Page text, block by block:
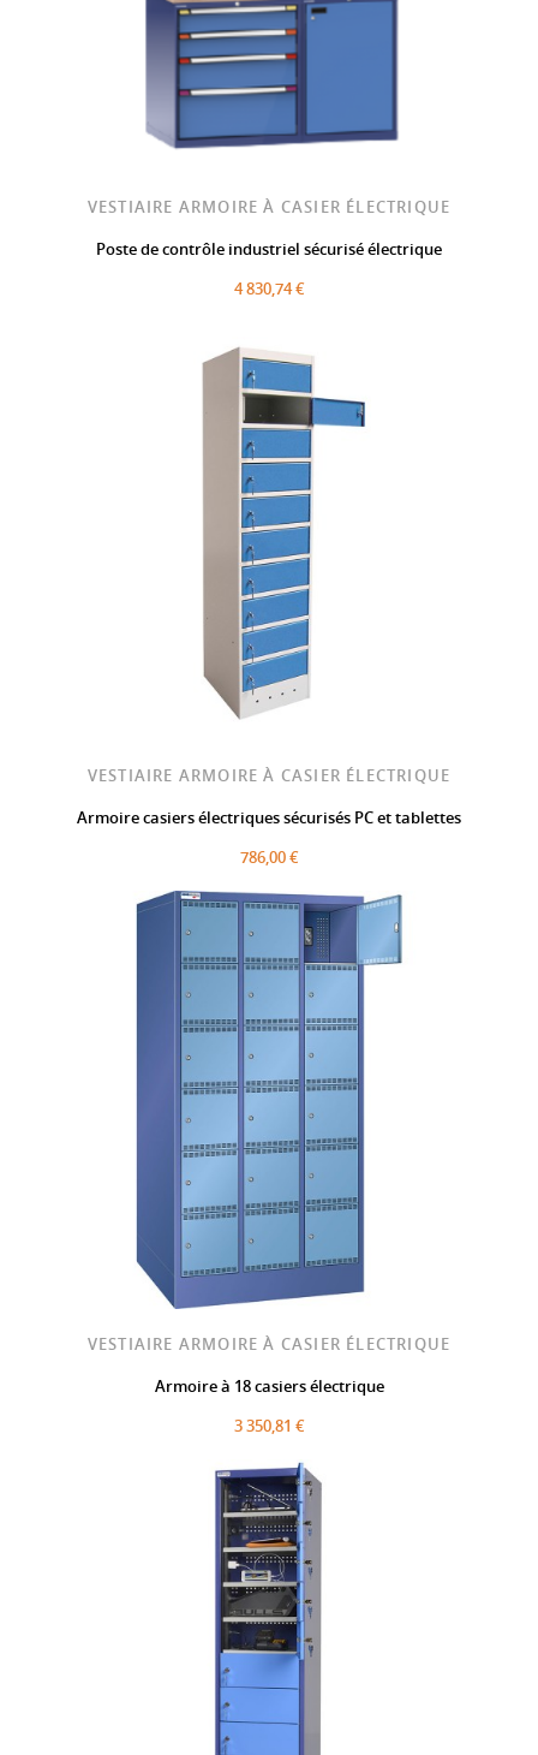
VESTIAIRE ARMOIRE À CASIER ÉLECTRIQUE
Poste de contrôle industriel sécurisé électrique
4 830,74 €
VESTIAIRE ARMOIRE À CASIER ÉLECTRIQUE
Armoire casiers électriques sécurisés PC et tablettes
786,00 €
VESTIAIRE ARMOIRE À CASIER ÉLECTRIQUE
Armoire à 18 casiers électrique
3 350,81 €